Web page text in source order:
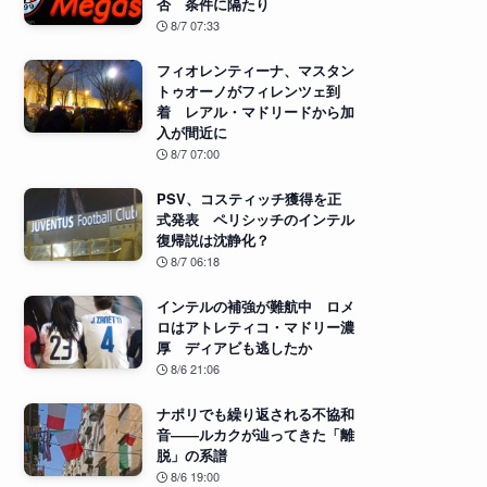
8/7 07:33
フィオレンティーナ、マスタン
トゥオーノがフィレンツェ到
着 レアル・マドリードから加
入が間近に
8/7 07:00
PSV、コスティッチ獲得を正
式発表 ペリシッチのインテル
復帰説は沈静化？
8/7 06:18
インテルの補強が難航中 ロメ
ロはアトレティコ・マドリー濃
厚 ディアビも逃したか
8/6 21:06
ナポリでも繰り返される不協和
音――ルカクが辿ってきた「離
脱」の系譜
8/6 19:00